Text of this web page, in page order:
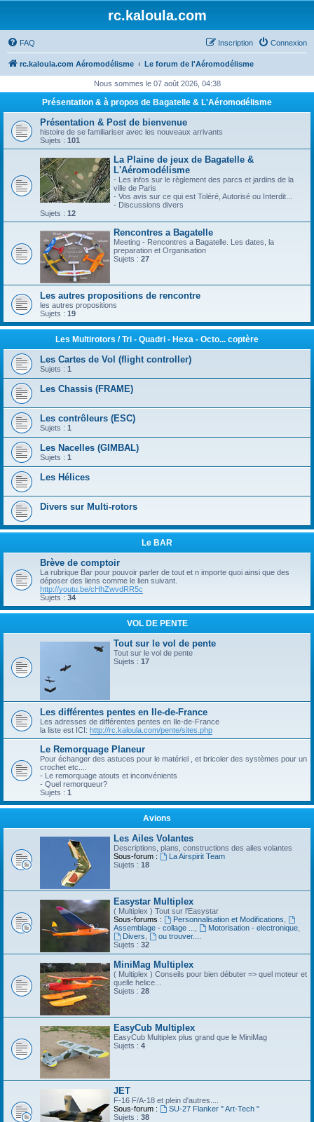
rc.kaloula.com
FAQ Connexion
Inscription
rc.kaloula.com Aéromodélisme Le forum de l'Aéromodélisme
Nous sommes le 07 août 2026, 04:38
Présentation & à propos de Bagatelle & L'Aéromodélisme
Présentation & Post de bienvenue
histoire de se familiariser avec les nouveaux arrivants
Sujets : 101
La Plaine de jeux de Bagatelle &
L'Aéromodélisme
- Les infos sur le règlement des parcs et jardins de la
ville de Paris
- Vos avis sur ce qui est Toléré, Autorisé ou Interdit...
- Discussions divers
Sujets : 12
Rencontres a Bagatelle
Meeting - Rencontres a Bagatelle. Les dates, la
preparation et Organisation
Sujets : 27
Les autres propositions de rencontre
les autres propositions
Sujets : 19
Les Multirotors / Tri - Quadri - Hexa - Octo... coptère
Les Cartes de Vol (flight controller)
Sujets : 1
Les Chassis (FRAME)
Les contrôleurs (ESC)
Sujets : 1
Les Nacelles (GIMBAL)
Sujets : 1
Les Hélices
Divers sur Multi-rotors
Le BAR
Brève de comptoir
La rubrique Bar pour pouvoir parler de tout et n importe quoi ainsi que des
déposer des liens comme le lien suivant.
http://youtu.be/cHhZwvdRR5c
Sujets : 34
VOL DE PENTE
Tout sur le vol de pente
Tout sur le vol de pente
Sujets : 17
Les différentes pentes en Ile-de-France
Les adresses de différentes pentes en Ile-de-France
la liste est ICI: http://rc.kaloula.com/pente/sites.php
Le Remorquage Planeur
Pour échanger des astuces pour le matériel , et bricoler des systèmes pour un
crochet etc....
- Le remorquage atouts et inconvénients
- Quel remorqueur?
Sujets : 1
Avions
Les Ailes Volantes
Descriptions, plans, constructions des ailes volantes
Sous-forum :
La Airspirit Team
Sujets : 18
Easystar Multiplex
( Multiplex ) Tout sur l'Easystar
Sous-forums :
Personnalisation et Modifications
Assemblage - collage ...
Motorisation - electronique,
Divers
ou trouver....
Sujets : 32
MiniMag Multiplex
( Multiplex ) Conseils pour bien débuter => quel moteur et
quelle helice...
Sujets : 28
EasyCub Multiplex
EasyCub Multiplex plus grand que le MiniMag
Sujets : 4
JET
F-16 F/A-18 et plein d'autres....
Sous-forum :
SU-27 Flanker " Art-Tech "
Sujets : 38